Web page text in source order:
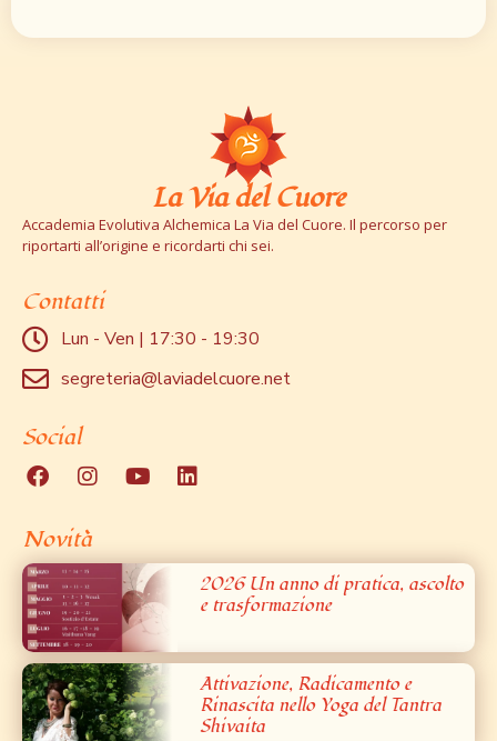
La Via del Cuore
Accademia Evolutiva Alchemica La Via del Cuore. Il percorso per
riportarti all’origine e ricordarti chi sei.
Contatti
Lun - Ven | 17:30 - 19:30
segreteria@laviadelcuore.net
Social
Novità
2026 Un anno di pratica, ascolto
e trasformazione
Attivazione, Radicamento e
Rinascita nello Yoga del Tantra
Shivaita